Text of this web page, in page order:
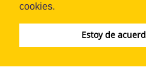
cookies.
Estoy de